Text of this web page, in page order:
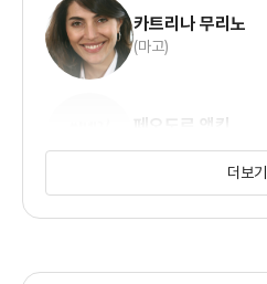
카트리나 무리노
(마고)
페오도르 앳킨
(탄크레드)
더보기